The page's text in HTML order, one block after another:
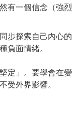
有一個信念（強
步探索自己內心
負面情緒。
定」。要學會在
受外界影響。